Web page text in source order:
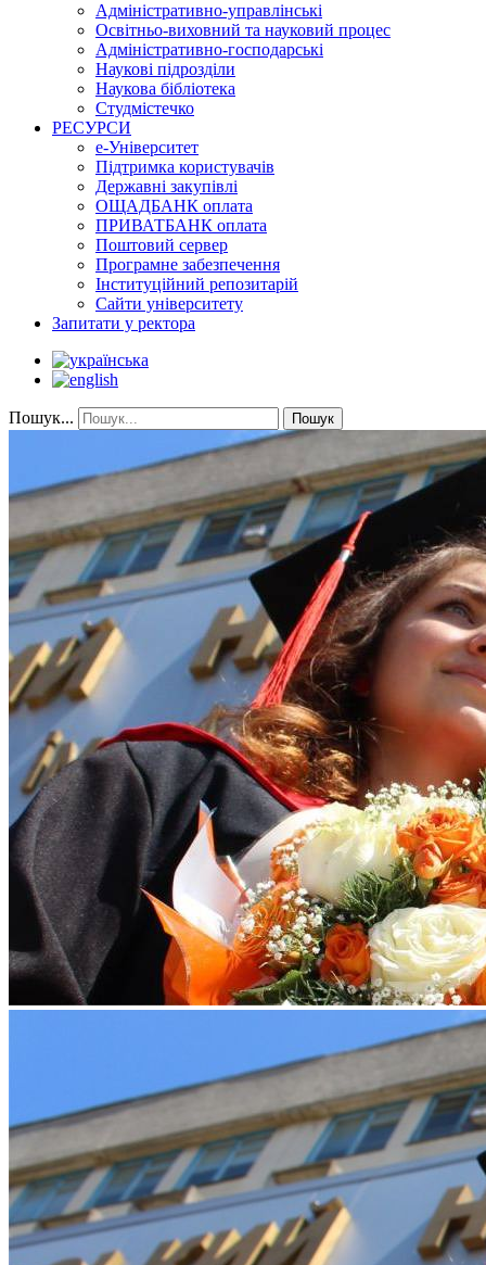
Адміністративно-управлінські
Освітньо-виховний та науковий процес
Адміністративно-господарські
Наукові підрозділи
Наукова бібліотека
Студмістечко
РЕСУРСИ
е-Університет
Підтримка користувачів
Державні закупівлі
ОЩАДБАНК оплата
ПРИВАТБАНК оплата
Поштовий сервер
Програмне забезпечення
Інституційний репозитарій
Сайти університету
Запитати у ректора
Пошук... Пошук